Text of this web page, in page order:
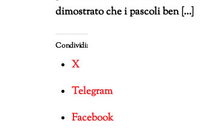
dimostrato che i pascoli ben […]
Condividi:
X
Telegram
Facebook